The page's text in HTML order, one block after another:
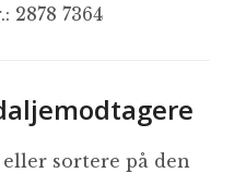
2878 7364
sortere på den